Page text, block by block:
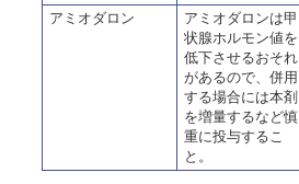
アミオダロン
アミオダロンは甲
状腺ホルモン値を
低下させるおそれ
があるので、併用
する場合には本剤
を増量するなど慎
重に投与するこ
と。